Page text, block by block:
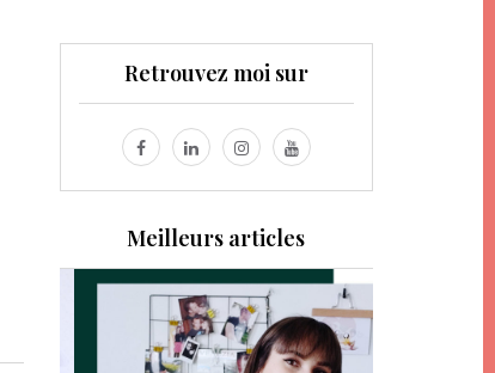
Retrouvez moi sur
Meilleurs articles